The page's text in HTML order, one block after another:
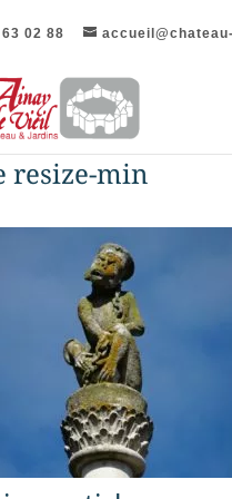
02 88
resize-min